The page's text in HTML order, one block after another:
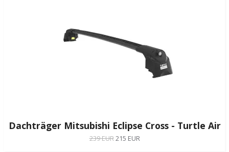
Dachträger Mitsubishi Eclipse Cross - Turtle Air
239 EUR215 EUR